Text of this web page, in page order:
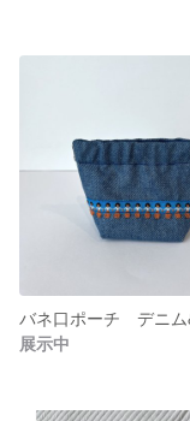
バネ口ポーチ デニム
展示中